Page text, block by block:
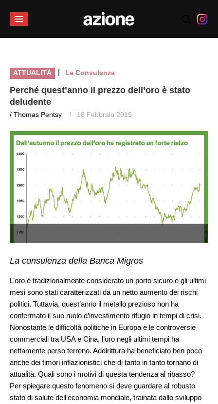
ATTUALITÀ | La Consulenza
Perché quest’anno il prezzo dell’oro è stato
deludente
/ Thomas Pentsy 18 Febbraio 2019
La consulenza della Banca Migros
L’oro è tradizionalmente considerato un porto sicuro e gli ultimi
mesi sono stati caratterizzati da un netto aumento dei rischi
politici. Tuttavia, quest’anno il metallo prezioso non ha
confermato il suo ruolo d’investimento rifugio in tempi di crisi.
Nonostante le difficoltà politiche in Europa e le controversie
commerciali tra USA e Cina, l’oro negli ultimi tempi ha
nettamente perso terreno. Addirittura ha beneficiato ben poco
anche dei timori inflazionistici che di tanto in tanto tornano di
attualità. Quali sono i motivi di questa tendenza al ribasso?
Per spiegare questo fenomeno si deve guardare al robusto
stato di salute dell’economia mondiale, trainata dallo sviluppo